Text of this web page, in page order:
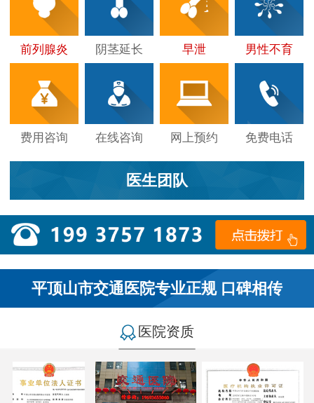
前列腺炎 阴茎延长 早泄 男性不育
费用咨询 在线咨询 网上预约 免费电话
医生团队
平顶山市交通医院专业正规 口碑相传
医院资质
小李：